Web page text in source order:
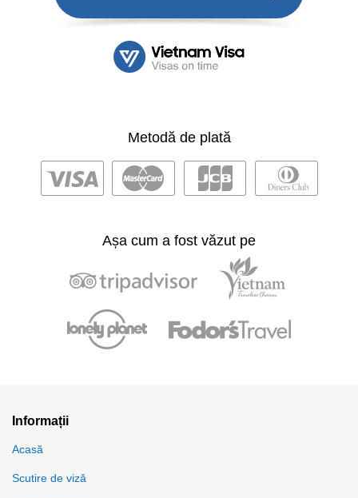
Metodă de plată
Așa cum a fost văzut pe
Informații
Acasă
Scutire de viză